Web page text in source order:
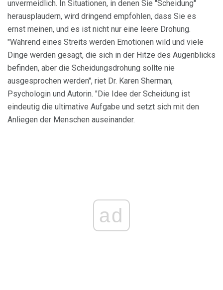
unvermeidlich. In Situationen, in denen Sie "Scheidung"
herausplaudern, wird dringend empfohlen, dass Sie es
ernst meinen, und es ist nicht nur eine leere Drohung.
"Während eines Streits werden Emotionen wild und viele
Dinge werden gesagt, die sich in der Hitze des Augenblicks
befinden, aber die Scheidungsdrohung sollte nie
ausgesprochen werden", riet Dr. Karen Sherman,
Psychologin und Autorin. "Die Idee der Scheidung ist
eindeutig die ultimative Aufgabe und setzt sich mit den
Anliegen der Menschen auseinander.
ad